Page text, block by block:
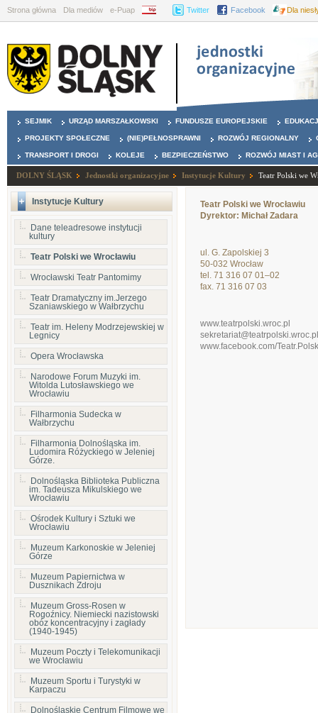
Strona główna Dla mediów e-Puap BIP Twitter Facebook Dla
SEJMIK URZĄD MARSZAŁKOWSKI FUNDUSZE EUROPEJSKIE
PROJEKTY SPOŁECZNE (NIE)PEŁNOSPRAWNI ROZWÓJ REGIONALNY
TRANSPORT I DROGI KOLEJE BEZPIECZEŃSTWO ROZWÓJ MIAST I
DOLNY ŚLĄSK Jednostki organizacyjne Instytucje Kultury Teatr Polski we
Instytucje Kultury
Dane teleadresowe instytucji
kultury
Teatr Polski we Wrocławiu
Wrocławski Teatr Pantomimy
Teatr Dramatyczny im.Jerzego
Szaniawskiego w Wałbrzychu
Teatr im. Heleny Modrzejewskiej w
Legnicy
Opera Wrocławska
Narodowe Forum Muzyki im.
Witolda Lutosławskiego we
Wrocławiu
Filharmonia Sudecka w
Wałbrzychu
Filharmonia Dolnośląska im.
Ludomira Różyckiego w Jeleniej
Górze.
Dolnośląska Biblioteka Publiczna
im. Tadeusza Mikulskiego we
Wrocławiu
Ośrodek Kultury i Sztuki we
Wrocławiu
Muzeum Karkonoskie w Jeleniej
Górze
Muzeum Papiernictwa w
Dusznikach Zdroju
Muzeum Gross-Rosen w
Rogoźnicy. Niemiecki nazistowski
obóz koncentracyjny i zagłady
(1940-1945)
Muzeum Poczty i Telekomunikacji
we Wrocławiu
Muzeum Sportu i Turystyki w
Karpaczu
Dolnośląskie Centrum Filmowe we
Teatr Polski we Wrocławiu
Dyrektor: Michał Zadara
ul. G. Zapolskiej 3
50-032 Wrocław
tel. 71 316 07 01–02
fax. 71 316 07 03
www.teatrpolski.wroc.pl
sekretariat@teatrpolski.wroc.pl
www.facebook.com/